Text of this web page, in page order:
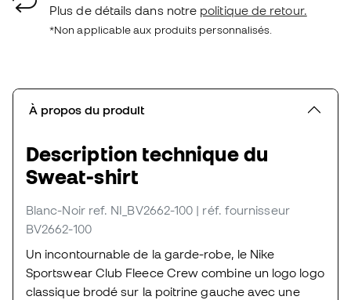
Plus de détails dans notre politique de retour.
*Non applicable aux produits personnalisés.
À propos du produit
Description technique du
Sweat-shirt
Blanc-Noir ref. NI_BV2662-100 | réf. fournisseur
BV2662-100
Un incontournable de la garde-robe, le Nike
Sportswear Club Fleece Crew combine un logo logo
classique brodé sur la poitrine gauche avec une